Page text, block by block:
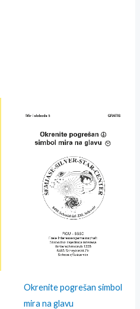
Okrenite pogrešan simbol
mira na glavu